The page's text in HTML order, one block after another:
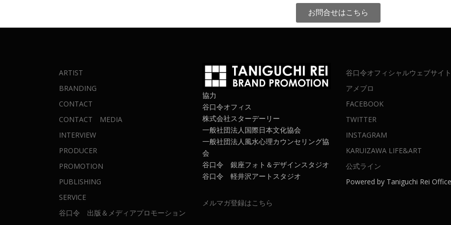
お問合せはこちら
ARTIST
BRANDING
CONTACT
CONTACT MEDIA
INTERVIEW
PRODUCER
PROMOTION
PUBLISHING
SERVICE
谷口令 出版＆メディアプロモーション
協力
谷口令オフィス
株式会社スターデーリー
一般社団法人国際日本文化協会
一般社団法人風水心理カウンセリング協
会
谷口令 銀座フォト＆デザインスタジオ
谷口令 軽井沢アートスタジオ
メルマガ登録はこちら
谷口令オフィシャルウェブサイト
アメブロ
FACEBOOK
TWITTER
INSTAGRAM
KARUIZAWA LIFE&ART
公式ライン
Powered by Taniguchi Rei Office